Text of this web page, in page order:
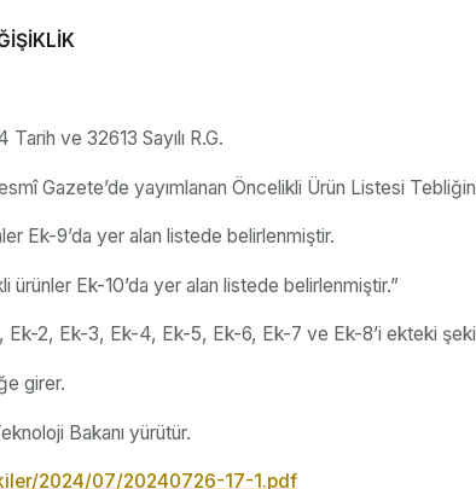
ve 32613 Sayılı R.G.
Gazete’de yayımlanan Öncelikli Ürün Listesi
Ek-9’da yer alan listede belirlenmiştir.
ürünler Ek-10’da yer alan listede belirlenmiştir.”
Ek-2, Ek-3, Ek-4, Ek-5, Ek-6, Ek-7 ve Ek-8’i ekteki
girer.
Bakanı yürütür.
2024/07/20240726-17-1.pdf